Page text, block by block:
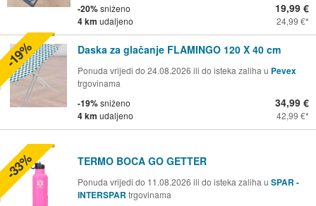
-20%sniženo
4 km udaljeno
19,99 €
24,99 €
Daska za glačanje FLAMINGO 120 X 40 cm
Ponuda vrijedi do 24.08.2026 ili do isteka zaliha u Pevex
trgovinama
-19%sniženo
4 km udaljeno
34,99 €
42,99 €
-19%
TERMO BOCA GO GETTER
Ponuda vrijedi do 11.08.2026 ili do isteka zaliha u SPAR -
INTERSPAR trgovinama
-33%